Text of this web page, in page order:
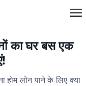
का घर बस एक
लोन पाने के लिए क्या